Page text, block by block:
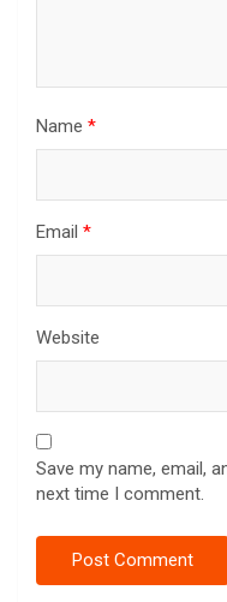
Name *
Email *
Website
Save my name, email,
next time I comment.